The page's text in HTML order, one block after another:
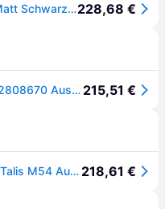
Hansgrohe Talis Küchenarmatur Matt Schwarz 72808670228,68 €
hansgrohe Talis Küchenarmatur 72808670 Ausziehauslauf, 1jet, mattschwarz 215,51 €
Hansgrohe Spültischmischer 270 Talis M54 Ausziehauslauf 1jet mattschwarz, 72808670 72808670 218,61 €